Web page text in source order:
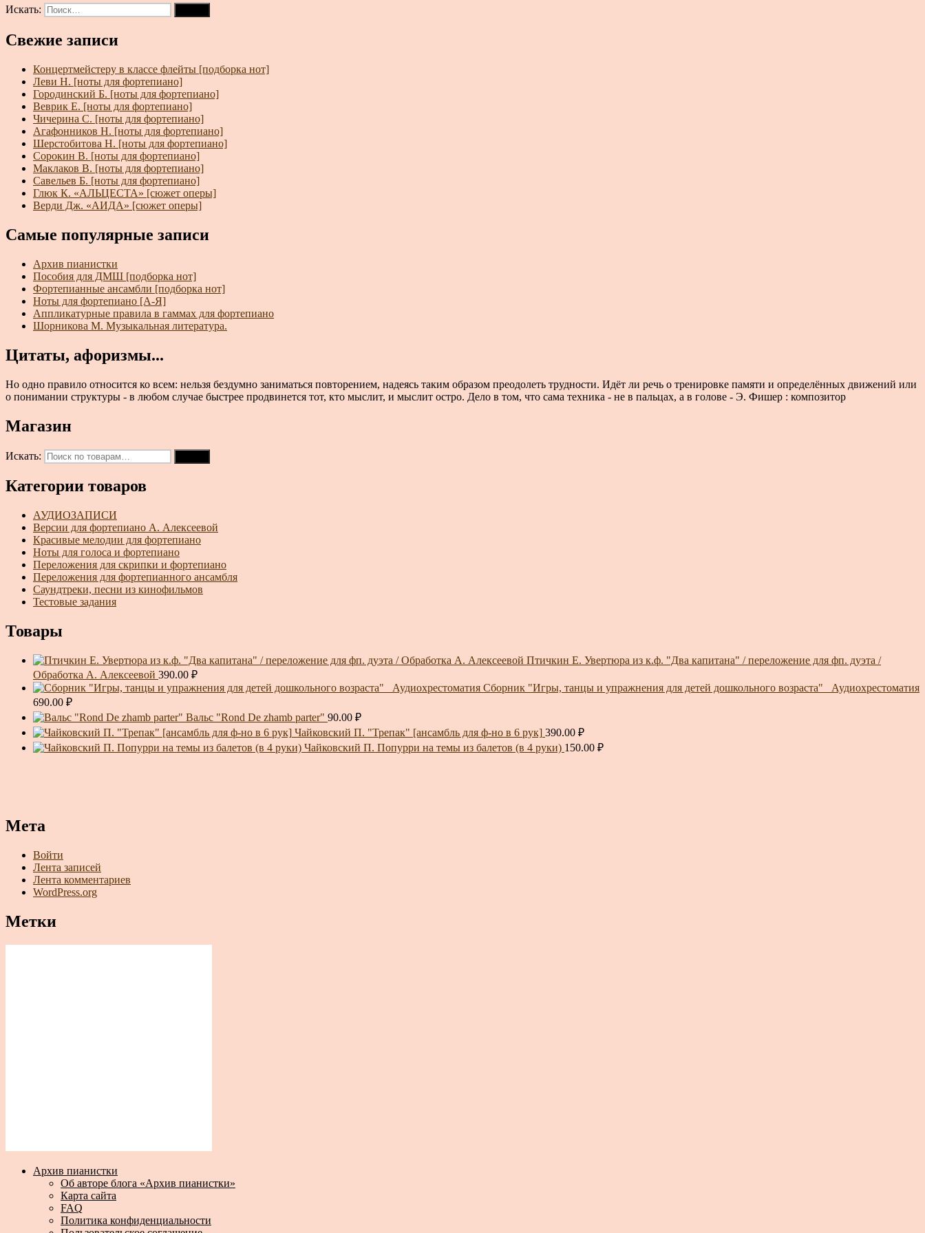
Искать:
Свежие записи
Концертмейстеру в классе флейты [подборка нот]
Леви Н. [ноты для фортепиано]
Городинский Б. [ноты для фортепиано]
Веврик Е. [ноты для фортепиано]
Чичерина С. [ноты для фортепиано]
Агафонников Н. [ноты для фортепиано]
Шерстобитова Н. [ноты для фортепиано]
Сорокин В. [ноты для фортепиано]
Маклаков В. [ноты для фортепиано]
Савельев Б. [ноты для фортепиано]
Глюк К. «АЛЬЦЕСТА» [сюжет оперы]
Верди Дж. «АИДА» [сюжет оперы]
Самые популярные записи
Архив пианистки
Пособия для ДМШ [подборка нот]
Фортепианные ансамбли [подборка нот]
Ноты для фортепиано [А-Я]
Аппликатурные правила в гаммах для фортепиано
Шорникова М. Музыкальная литература.
Цитаты, афоризмы...
Но одно правило относится ко всем: нельзя бездумно заниматься повторением, надеясь таким образом преодолеть трудности. Идёт ли речь о тренировке памяти и определённых движений или
о понимании структуры - в любом случае быстрее продвинется тот, кто мыслит, и мыслит остро. Дело в том, что сама техника - не в пальцах, а в голове - Э. Фишер : композитор
Магазин
Искать:
Категории товаров
АУДИОЗАПИСИ
Версии для фортепиано А. Алексеевой
Красивые мелодии для фортепиано
Ноты для голоса и фортепиано
Переложения для скрипки и фортепиано
Переложения для фортепианного ансамбля
Саундтреки, песни из кинофильмов
Тестовые задания
Товары
Птичкин Е. Увертюра из к.ф. "Два капитана" / переложение для фп. дуэта /
Обработка А. Алексеевой 390.00 ₽
Сборник "Игры, танцы и упражнения для детей дошкольного возраста"_ Аудиохрестоматия
690.00 ₽
Вальс "Rond De zhamb parter" 90.00 ₽
Чайковский П. "Трепак" [ансамбль для ф-но в 6 рук] 390.00 ₽
Чайковский П. Попурри на темы из балетов (в 4 руки) 150.00 ₽
Мета
Войти
Лента записей
Лента комментариев
WordPress.org
Метки
Архив пианистки
Об авторе блога «Архив пианистки»
Карта сайта
FAQ
Политика конфиденциальности